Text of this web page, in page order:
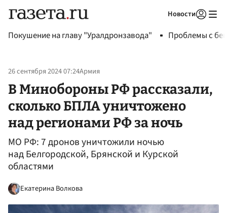
Новости
Покушение на главу "Уралдронзавода" Проблемы с
26 сентября 2024 07:24Армия
В Минобороны РФ рассказали,
сколько БПЛА уничтожено
над регионами РФ за ночь
МО РФ: 7 дронов уничтожили ночью
над Белгородской, Брянской и Курской
областями
Екатерина Волкова